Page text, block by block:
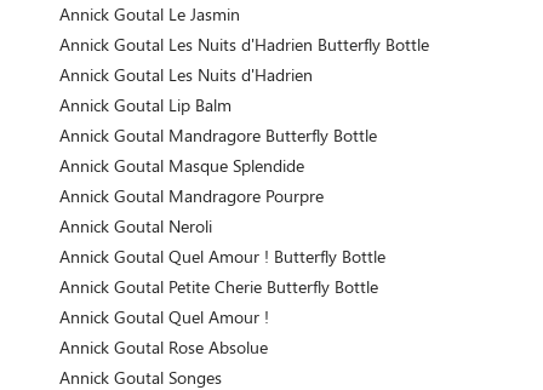
Annick Goutal Le Jasmin
Annick Goutal Les Nuits d'Hadrien Butterfly Bottle
Annick Goutal Les Nuits d'Hadrien
Annick Goutal Lip Balm
Annick Goutal Mandragore Butterfly Bottle
Annick Goutal Masque Splendide
Annick Goutal Mandragore Pourpre
Annick Goutal Neroli
Annick Goutal Quel Amour ! Butterfly Bottle
Annick Goutal Petite Cherie Butterfly Bottle
Annick Goutal Quel Amour !
Annick Goutal Rose Absolue
Annick Goutal Songes